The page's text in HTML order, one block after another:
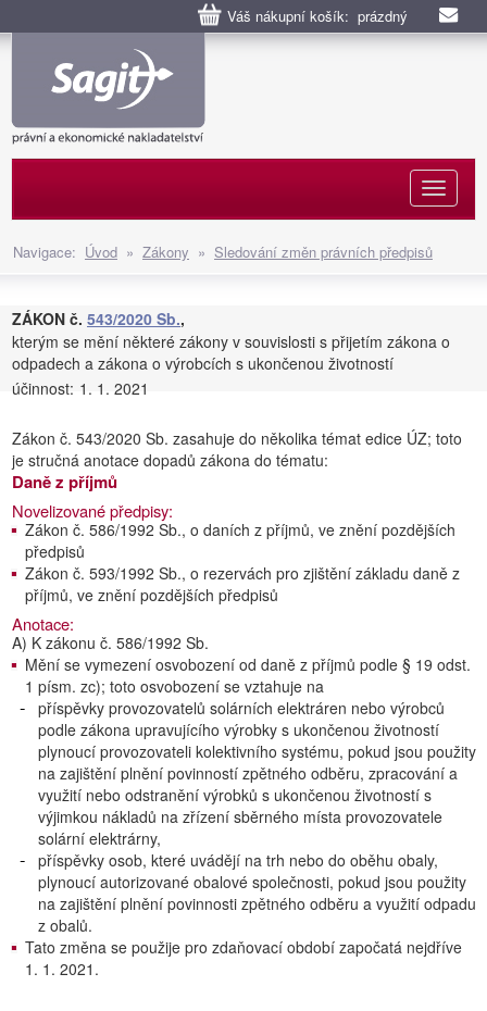
Váš nákupní košík: prázdný
Navigace: Úvod » Zákony » Sledování změn právních předpisů
ZÁKON č. 543/2020 Sb.,
kterým se mění některé zákony v souvislosti s přijetím zákona o
odpadech a zákona o výrobcích s ukončenou životností
účinnost: 1. 1. 2021
Zákon č. 543/2020 Sb. zasahuje do několika témat edice ÚZ; toto
je stručná anotace dopadů zákona do tématu:
Daně z příjmů
Novelizované předpisy:
Zákon č. 586/1992 Sb., o daních z příjmů, ve znění pozdějších
předpisů
Zákon č. 593/1992 Sb., o rezervách pro zjištění základu daně z
příjmů, ve znění pozdějších předpisů
Anotace:
A) K zákonu č. 586/1992 Sb.
Mění se vymezení osvobození od daně z příjmů podle § 19 odst.
1 písm. zc); toto osvobození se vztahuje na
příspěvky provozovatelů solárních elektráren nebo výrobců
podle zákona upravujícího výrobky s ukončenou životností
plynoucí provozovateli kolektivního systému, pokud jsou použity
na zajištění plnění povinností zpětného odběru, zpracování a
využití nebo odstranění výrobků s ukončenou životností s
výjimkou nákladů na zřízení sběrného místa provozovatele
solární elektrárny,
příspěvky osob, které uvádějí na trh nebo do oběhu obaly,
plynoucí autorizované obalové společnosti, pokud jsou použity
na zajištění plnění povinnosti zpětného odběru a využití odpadu
z obalů.
Tato změna se použije pro zdaňovací období započatá nejdříve
1. 1. 2021.